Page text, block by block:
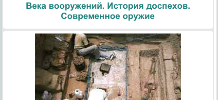
Века вооружений. История доспехов.
Современное оружие